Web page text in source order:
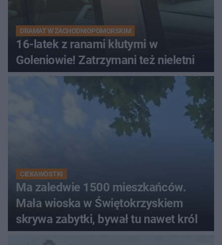
DRAMAT W ZACHODNIOPOMORSKIM
16-latek z ranami kłutymi w
Goleniowie! Zatrzymani też nieletni
CIEKAWOSTKI
Ma zaledwie 1500 mieszkańców.
Mała wioska w Świętokrzyskiem
skrywa zabytki, bywał tu nawet król